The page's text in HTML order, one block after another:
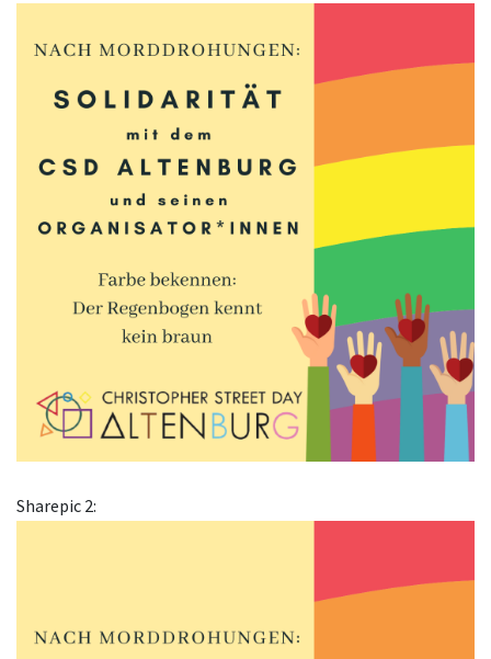
Sharepic 2: